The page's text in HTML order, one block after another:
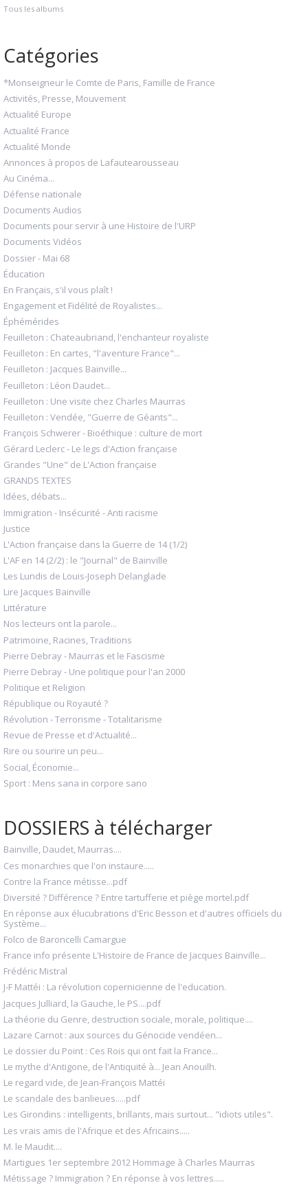
Tous les albums
Catégories
*Monseigneur le Comte de Paris, Famille de France
Activités, Presse, Mouvement
Actualité Europe
Actualité France
Actualité Monde
Annonces à propos de Lafautearousseau
Au Cinéma...
Défense nationale
Documents Audios
Documents pour servir à une Histoire de l'URP
Documents Vidéos
Dossier - Mai 68
Éducation
En Français, s'il vous plaît !
Engagement et Fidélité de Royalistes...
Éphémérides
Feuilleton : Chateaubriand, l'enchanteur royaliste
Feuilleton : En cartes, "l'aventure France"...
Feuilleton : Jacques Bainville...
Feuilleton : Léon Daudet...
Feuilleton : Une visite chez Charles Maurras
Feuilleton : Vendée, "Guerre de Géants"...
François Schwerer - Bioéthique : culture de mort
Gérard Leclerc - Le legs d'Action française
Grandes "Une" de L'Action française
GRANDS TEXTES
Idées, débats...
Immigration - Insécurité - Anti racisme
Justice
L'Action française dans la Guerre de 14 (1/2)
L'AF en 14 (2/2) : le "Journal" de Bainville
Les Lundis de Louis-Joseph Delanglade
Lire Jacques Bainville
Littérature
Nos lecteurs ont la parole...
Patrimoine, Racines, Traditions
Pierre Debray - Maurras et le Fascisme
Pierre Debray - Une politique pour l'an 2000
Politique et Religion
République ou Royauté ?
Révolution - Terrorisme - Totalitarisme
Revue de Presse et d'Actualité...
Rire ou sourire un peu...
Social, Économie...
Sport : Mens sana in corpore sano
DOSSIERS à télécharger
Bainville, Daudet, Maurras....
Ces monarchies que l'on instaure.....
Contre la France métisse...pdf
Diversité ? Différence ? Entre tartufferie et piège mortel.pdf
En réponse aux élucubrations d'Eric Besson et d'autres officiels du
Système...
Folco de Baroncelli Camargue
France info présente L'Histoire de France de Jacques Bainville...
Frédéric Mistral
J-F Mattéi : La révolution copernicienne de l'education.
Jacques Julliard, la Gauche, le PS....pdf
La théorie du Genre, destruction sociale, morale, politique....
Lazare Carnot : aux sources du Génocide vendéen...
Le dossier du Point : Ces Rois qui ont fait la France...
Le mythe d'Antigone, de l'Antiquité à... Jean Anouilh.
Le regard vide, de Jean-François Mattéi
Le scandale des banlieues.....pdf
Les Girondins : intelligents, brillants, mais surtout... "idiots utiles".
Les vrais amis de l'Afrique et des Africains.....
M. le Maudit....
Martigues 1er septembre 2012 Hommage à Charles Maurras
Métissage ? Immigration ? En réponse à vos lettres.....